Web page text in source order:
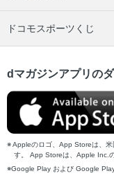
ドコモスポーツくじ
dマガジンアプリの
Appleのロゴ、App Storeは、
す。 App Storeは、Apple Inc.
Google Play および Google